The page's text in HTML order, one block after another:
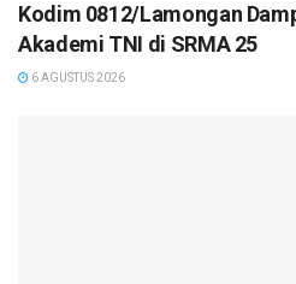
Kodim 0812/Lamongan
Akademi TNI di SRMA 25
6 AGUSTUS 2026